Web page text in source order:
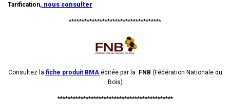
Tarification, nous consulter
************************************
Consultez la fiche produit BMA éditée par la FNB (Fédération Nationale du
Bois)
*********************************************